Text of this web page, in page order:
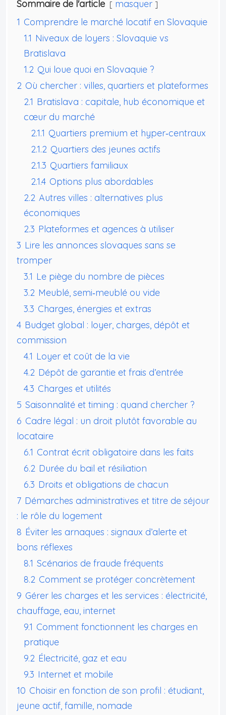
Sommaire de l'article
masquer
1 Comprendre le marché locatif en Slovaquie
1.1 Niveaux de loyers : Slovaquie vs
Bratislava
1.2 Qui loue quoi en Slovaquie ?
2 Où chercher : villes, quartiers et plateformes
2.1 Bratislava : capitale, hub économique et
cœur du marché
2.1.1 Quartiers premium et hyper‑centraux
2.1.2 Quartiers des jeunes actifs
2.1.3 Quartiers familiaux
2.1.4 Options plus abordables
2.2 Autres villes : alternatives plus
économiques
2.3 Plateformes et agences à utiliser
3 Lire les annonces slovaques sans se
tromper
3.1 Le piège du nombre de pièces
3.2 Meublé, semi‑meublé ou vide
3.3 Charges, énergies et extras
4 Budget global : loyer, charges, dépôt et
commission
4.1 Loyer et coût de la vie
4.2 Dépôt de garantie et frais d’entrée
4.3 Charges et utilités
5 Saisonnalité et timing : quand chercher ?
6 Cadre légal : un droit plutôt favorable au
locataire
6.1 Contrat écrit obligatoire dans les faits
6.2 Durée du bail et résiliation
6.3 Droits et obligations de chacun
7 Démarches administratives et titre de séjour
: le rôle du logement
8 Éviter les arnaques : signaux d’alerte et
bons réflexes
8.1 Scénarios de fraude fréquents
8.2 Comment se protéger concrètement
9 Gérer les charges et les services : électricité,
chauffage, eau, internet
9.1 Comment fonctionnent les charges en
pratique
9.2 Électricité, gaz et eau
9.3 Internet et mobile
10 Choisir en fonction de son profil : étudiant,
jeune actif, famille, nomade